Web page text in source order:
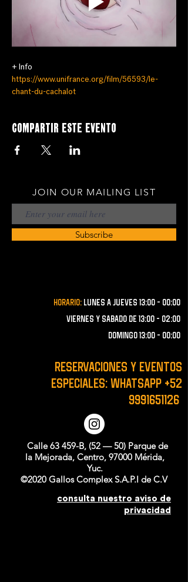
+ Info
https://www.unifrance.org/film/56593/le-
chant-du-cachalot
Compartir este evento
JOIN OUR MAILING LIST
Subscribe
Horario: lunes a JUEVES 13:00 - 00:00
VIERNES Y SABADO de 13:00 - 02:00
domingo 13:00 - 00:00
RESERVACIONES y EVENTOS
ESPECIALES: WHATSAPP +52
9991651126
Calle 63 459-B, (52 — 50) Parque de
la Mejorada, Centro, 97000 Mérida,
Yuc.
©2020 Gallos Complex S.A.P.I de C.V
consulta nuestro aviso de
privacidad